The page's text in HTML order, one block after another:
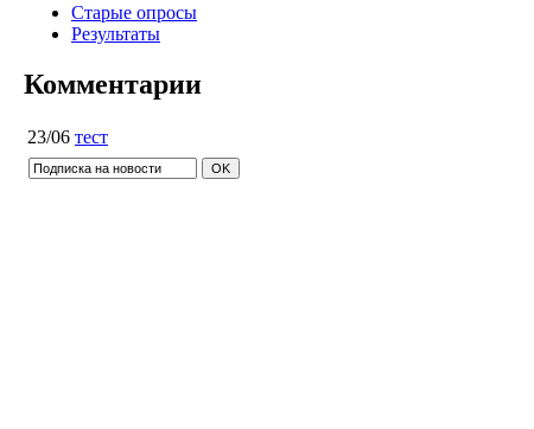
Старые опросы
Результаты
Комментарии
23/06 тест